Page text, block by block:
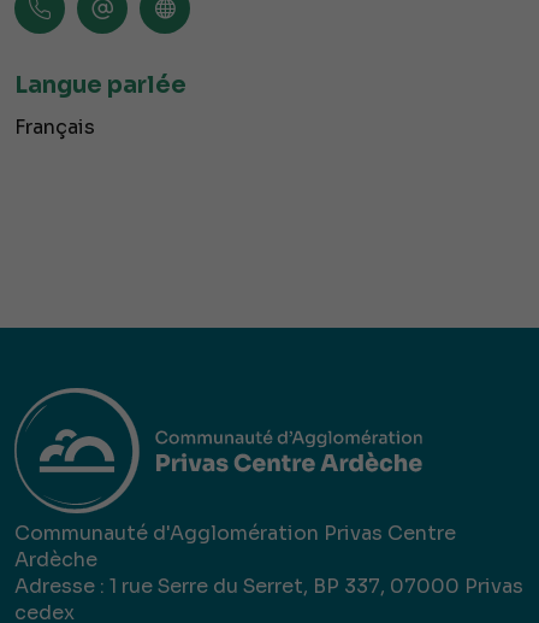
Langue parlée
Français
Communauté d'Agglomération Privas Centre
Ardèche
Adresse : 1 rue Serre du Serret, BP 337, 07000 Privas
cedex